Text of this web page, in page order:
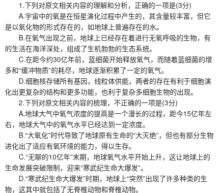
1.下列对原文相关内容的理解和分析，正确的一项是(3分)
A.宇宙中的氧是在恒星演化过程中产生的，其含量较丰富，但它
是以氧化物的形式存在的，如地球上普遍存在的水。
B.在氧气出现之前，地球上已经存在着进行无氧呼吸的生物，有
的生活在海洋深处，组成了生机勃勃的生态系统。
C.在距今约30亿年前，蓝细菌开始释放氧气，而随着蓝细菌的增
多和“缓冲物质”的耗尽，地球逐渐积累了一定的氧气。
D.细胞核存储所有基因，线粒体供能，两者的存在有利于细胞演
化出更复杂的结构和更多功能，也利于复杂多细胞生物的出现。
2.下列对原文相关内容的梳理，不正确的一项是(3分)
A.地球大气中氧气浓度的提高是一个漫长的过程，距今15亿年左
右，地球大气中的氧气水平已经达到一定浓度。
B.“大氧化”时代导致了地球原有生命的“大灭绝”，但也有部分生物
进化出了适应有氧环境的能力，得以生存。
C.“无聊的10亿年”末期，地球氧气水平开始上升，这让地球上的
生命发展突破限制，迎来“寒武纪生命大爆发”。
D.“寒武纪生命大爆发”时期，地球上“突然”出现了许多种类的生
物，这其中就包括了无脊椎动物和脊椎动物。